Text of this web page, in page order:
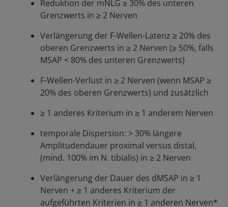
Reduktion der mNLG ≥ 30% des unteren
Grenzwerts in ≥ 2 Nerven
Verlängerung der F-Wellen-Latenz ≥ 20% des
oberen Grenzwerts in ≥ 2 Nerven (≥ 50%, falls
MSAP < 80% des unteren Grenzwerts)
F-Wellen-Verlust in ≥ 2 Nerven (wenn MSAP ≥
20% des oberen Grenzwerts) und zusätzlich
≥ 1 anderes Kriterium in ≥ 1 anderem Nerven
temporale Dispersion: > 30% längere
Amplitudendauer proximal versus distal,
(mind. 100% im N. tibialis) in ≥ 2 Nerven
Verlängerung der Dauer des dMSAP in ≥ 1
Nerven + ≥ 1 anderes Kriterium der
aufgeführten Kriterien in ≥ 1 anderen Nerven*